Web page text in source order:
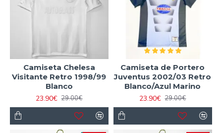
Camiseta Chelesa
Visitante Retro 1998/99
Blanco
23.90€ 29.00€
Camiseta de Portero
Juventus 2002/03 Retro
Blanco/Azul Marino
23.90€ 29.00€